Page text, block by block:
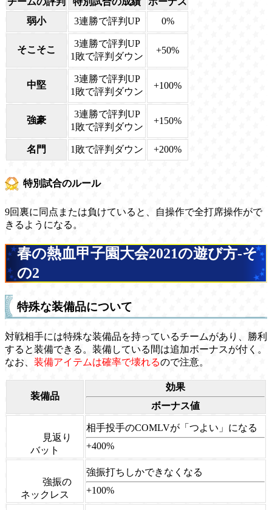
弱小
3連勝で評判UP 0%
そこそこ
3連勝で評判UP
1敗で評判ダウン
+50%
中堅
3連勝で評判UP
1敗で評判ダウン
+100%
強豪
3連勝で評判UP
1敗で評判ダウン
+150%
名門 1敗で評判ダウン +200%
特別試合のルール
9回裏に同点または負けていると、自操作で全打席操作がで
きるようになる。
春の熱血甲子園大会2021の遊び方-そ
の2
特殊な装備品について
対戦相手には特殊な装備品を持っているチームがあり、勝利
すると装備できる。装備している間は追加ボーナスが付く。
なお、 装備アイテムは確率で壊れるので注意。
装備品
効果
ボーナス値
見返り
バット
相手投手のCOMLVが「つよい」になる
+400%
強振の
ネックレス
強振打ちしかできなくなる
+100%